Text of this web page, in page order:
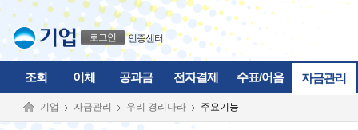
본문으로 바로가기
푸터 바로가기
로그인 인증센터
조회 이체 공과금 전자결제 수표/어음 자금관리
기업 자금관리 우리 경리나라 주요기능